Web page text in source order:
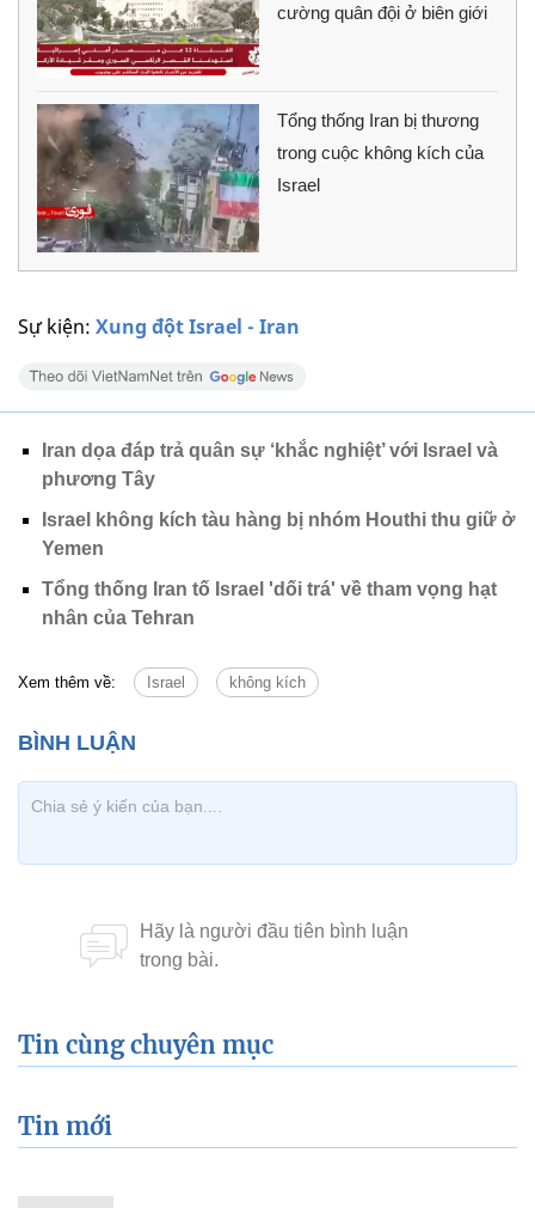
Sự kiện: Xung đột Israel - Iran
cường quân đội ở biên giới
Tổng thống Iran bị thương
trong cuộc không kích của
Israel
Iran dọa đáp trả quân sự ‘khắc nghiệt’ với Israel và
phương Tây
Israel không kích tàu hàng bị nhóm Houthi thu giữ ở
Yemen
Tổng thống Iran tố Israel 'dối trá' về tham vọng hạt
nhân của Tehran
Xem thêm về: Israel không kích
Tin cùng chuyên mục
Tin mới